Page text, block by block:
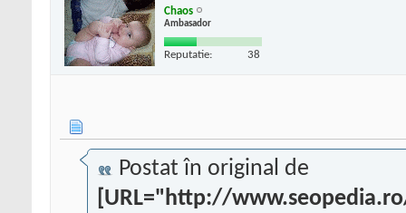
Chaos
Ambasador
Reputatie: 38
Postat în original de
[URL="http://